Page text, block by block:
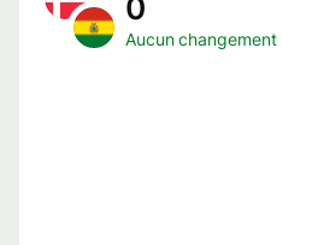
Aucun changement